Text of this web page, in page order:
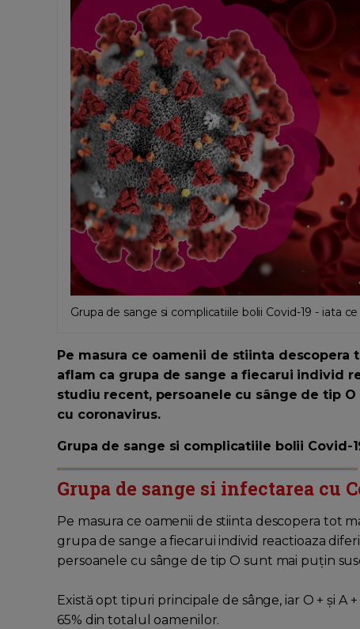
Grupa de sange si complicatiile bolii Covid-19 - iata
Pe masura ce oamenii de stiinta
aflam ca grupa de sange a fiecarui individ
studiu recent, persoanele cu sânge de tip
cu coronavirus.
Grupa de sange si complicatiile bolii Covid-
Grupa de sange si infectarea cu
Pe masura ce oamenii de stiinta descopera tot
grupa de sange a fiecarui individ reactioaza
persoanele cu sânge de tip O sunt mai puțin
Există opt tipuri principale de sânge, iar O + și
65% din totalul oamenilor.